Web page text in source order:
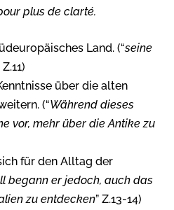
plus de clarté.
Land. (“seine
Z.11)
über die alten
(“Während dieses
vor, mehr über die Antike zu
für den Alltag der
begann er jedoch, auch das
zu entdecken” Z.13-14)